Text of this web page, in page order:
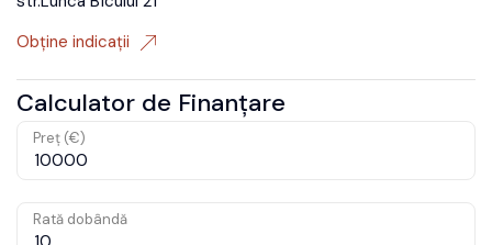
Obține indicații
Calculator de Finanțare
Preț (€)
Rată dobândă